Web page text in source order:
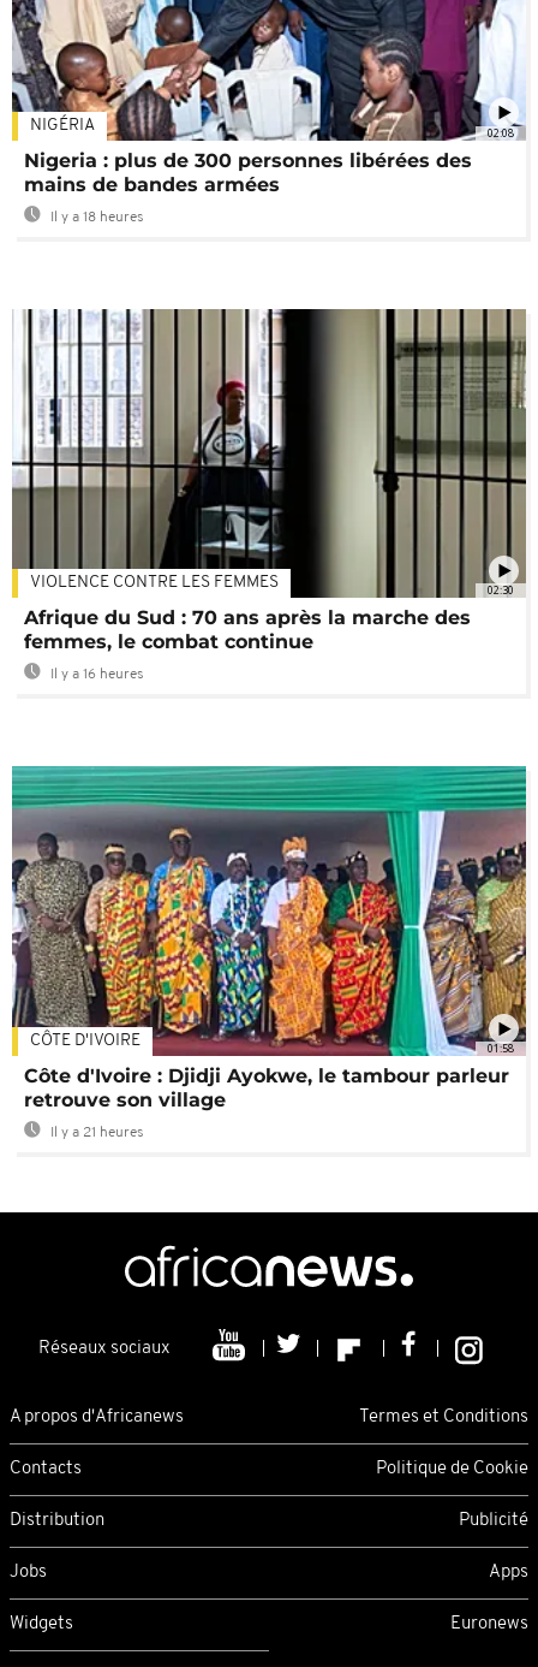
02:08
NIGÉRIA
Nigeria : plus de 300 personnes libérées des
mains de bandes armées
Il y a 18 heures
02:30
VIOLENCE CONTRE LES FEMMES
Afrique du Sud : 70 ans après la marche des
femmes, le combat continue
Il y a 16 heures
01:58
CÔTE D'IVOIRE
Côte d'Ivoire : Djidji Ayokwe, le tambour parleur
retrouve son village
Il y a 21 heures
Réseaux sociaux
A propos d'Africanews Termes et Conditions
Contacts Politique de Cookie
Distribution Publicité
Jobs Apps
Widgets Euronews